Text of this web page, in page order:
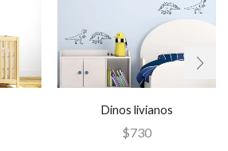
Dinos livianos
$730